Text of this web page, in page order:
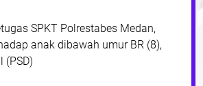
SPKT Polrestabes Medan,
anak dibawah umur BR (8),